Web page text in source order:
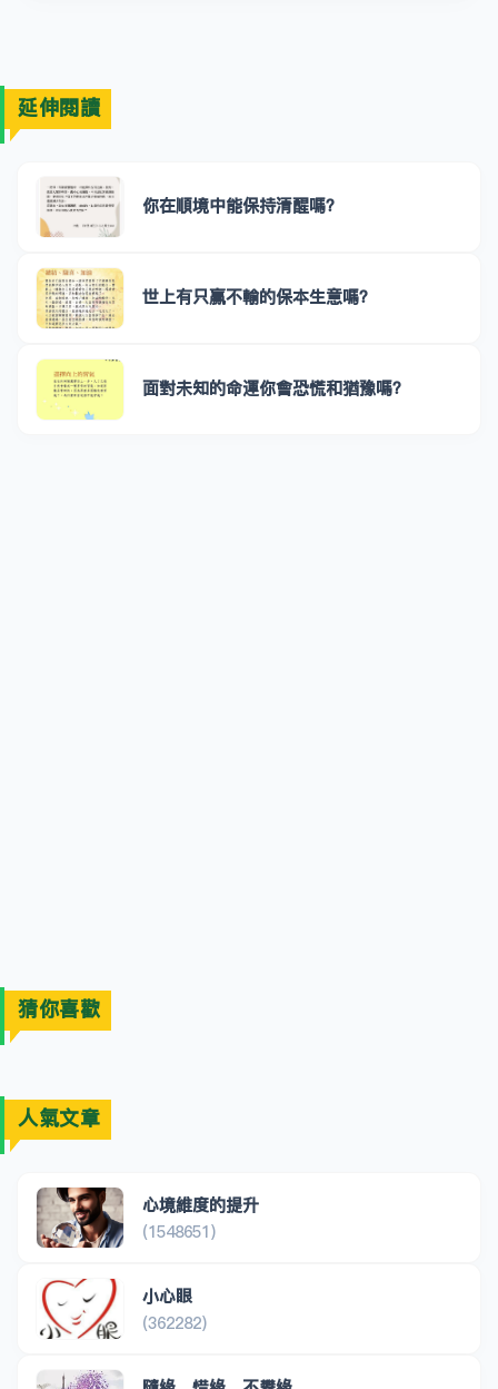
延伸閱讀
你在順境中能保持清醒嗎？
世上有只贏不輸的保本生意嗎？
面對未知的命運你會恐慌和猶豫嗎？
猜你喜歡
人氣文章
心境維度的提升
(1548651)
小心眼
(362282)